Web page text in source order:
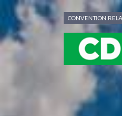
CONVENTION
Panneau de gestion des cookies